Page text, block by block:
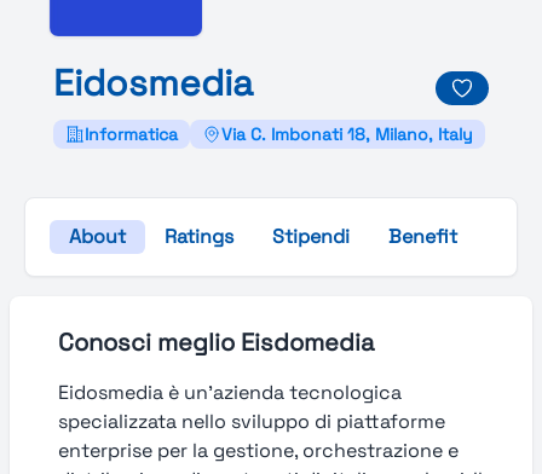
Eidosmedia
Informatica Via C. Imbonati 18, Milano, Italy
About Ratings Stipendi Benefit
Conosci meglio Eisdomedia
Eidosmedia è un’azienda tecnologica
specializzata nello sviluppo di piattaforme
enterprise per la gestione, orchestrazione e